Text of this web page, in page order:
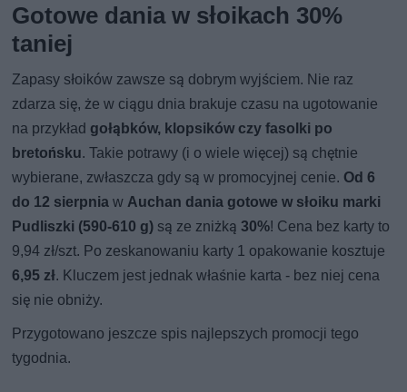
Gotowe dania w słoikach 30%
taniej
Zapasy słoików zawsze są dobrym wyjściem. Nie raz
zdarza się, że w ciągu dnia brakuje czasu na ugotowanie
na przykład gołąbków, klopsików czy fasolki po
bretońsku. Takie potrawy (i o wiele więcej) są chętnie
wybierane, zwłaszcza gdy są w promocyjnej cenie. Od 6
do 12 sierpnia w Auchan dania gotowe w słoiku marki
Pudliszki (590-610 g) są ze zniżką30%! Cena bez karty to
9,94 zł/szt. Po zeskanowaniu karty 1 opakowanie kosztuje
6,95 zł. Kluczem jest jednak właśnie karta - bez niej cena
się nie obniży.
Przygotowano jeszcze spis najlepszych promocji tego
tygodnia.